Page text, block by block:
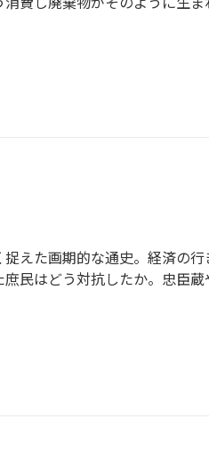
えた画期的な通史。経済の
民はどう対抗したか。忠臣
、江戸２６０年の歴史を活写